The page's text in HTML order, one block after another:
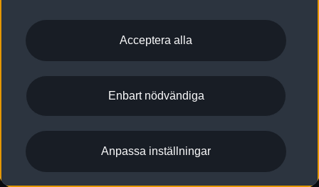
2G/3G nätet stängs ned - Hur påverkas min bil av detta?
Nyhetsbrev
Vårt hållbarhetsarbete
Lediga tjänster huvudkontor
Lediga tjänster hos Audi Återförsäljare
Kommentar till mediauppgifter om dataläcka
Anpassa inställningar för cookies
Visselblåsarkanaler
Acceptera alla
Enbart nödvändiga
Anpassa inställningar